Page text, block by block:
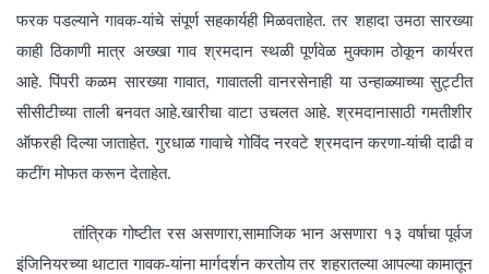
फरक पडल्याने गावक-यांचे संपूर्ण सहकार्यही मिळवताहेत. तर शहादा उमठा सारख्या
काही ठिकाणी मात्र अख्खा गाव श्रमदान स्थळी पूर्णवेळ मुक्काम ठोकून कार्यरत
आहे. पिंपरी कळम सारख्या गावात, गावातली वानरसेनाही या उन्हाळ्याच्या सुट्टीत
सीसीटीच्या ताली बनवत आहे.खारीचा वाटा उचलत आहे. श्रमदानासाठी गमतीशीर
ऑफरही दिल्या जाताहेत. गुरधाळ गावाचे गोविंद नरवटे श्रमदान करणा-यांची दाढी व
कटींग मोफत करून देताहेत.
तांत्रिक गोष्टीत रस असणारा,सामाजिक भान असणारा १३ वर्षाचा पूर्वज
इंजिनियरच्या थाटात गावक-यांना मार्गदर्शन करतोय तर शहरातल्या आपल्या कामातून